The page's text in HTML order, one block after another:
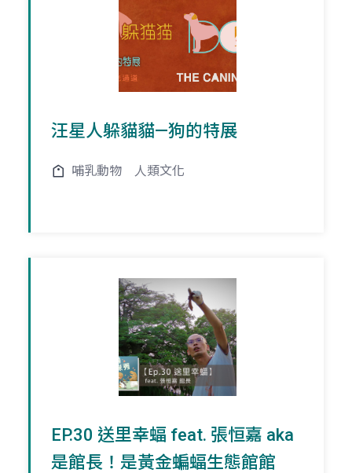
汪星人躲貓貓—狗的特展
哺乳動物 人類文化
EP.30 送里幸蝠 feat. 張恒嘉 aka
是館長！是黃金蝙蝠生態館館